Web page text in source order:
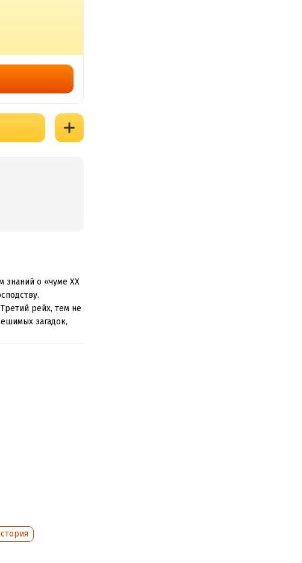
знаний о «чуме XX
рейх, тем не
загадок,